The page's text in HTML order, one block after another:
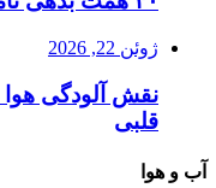
ژوئن 22, 2026
نقش آلودگی
قلبی
آب و هوا